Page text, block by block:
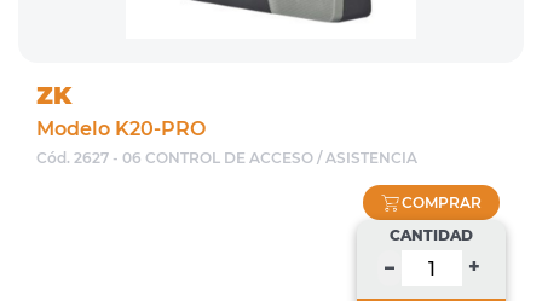
ZK
Modelo K20-PRO
Cód. 2627 - 06 CONTROL DE ACCESO / ASISTENCIA
COMPRAR
CANTIDAD
– +